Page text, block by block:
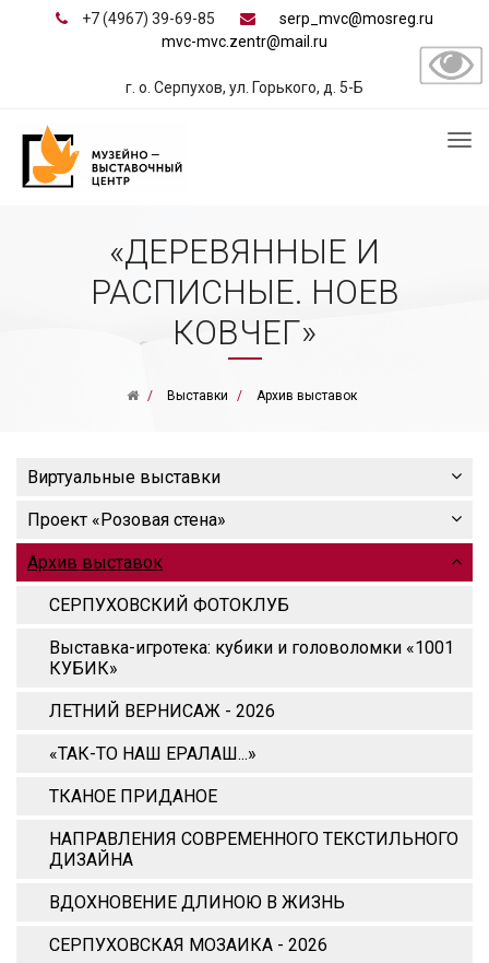
+7 (4967) 39-69-85
serp_mvc@mosreg.ru
mvc-mvc.zentr@mail.ru
г. о. Серпухов, ул. Горького, д. 5-Б
«ДЕРЕВЯННЫЕ И
РАСПИСНЫЕ. НОЕВ
КОВЧЕГ»
Выставки Архив выставок
Виртуальные выставки
Проект «Розовая стена»
Архив выставок
СЕРПУХОВСКИЙ ФОТОКЛУБ
Выставка-игротека: кубики и головоломки «1001
КУБИК»
ЛЕТНИЙ ВЕРНИСАЖ - 2026
«ТАК-ТО НАШ ЕРАЛАШ...»
ТКАНОЕ ПРИДАНОЕ
НАПРАВЛЕНИЯ СОВРЕМЕННОГО ТЕКСТИЛЬНОГО
ДИЗАЙНА
ВДОХНОВЕНИЕ ДЛИНОЮ В ЖИЗНЬ
СЕРПУХОВСКАЯ МОЗАИКА - 2026